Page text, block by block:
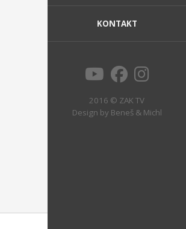
KONTAKT
2016 © ZAK TV
Design by Beneš & Michl